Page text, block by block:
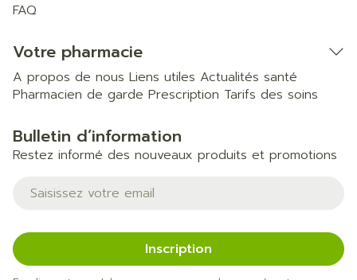
FAQ
Votre pharmacie
A propos de nous Liens utiles Actualités santé
Pharmacien de garde Prescription Tarifs des soins
Bulletin d’information
Restez informé des nouveaux produits et promotions
Adresse mail
Inscription